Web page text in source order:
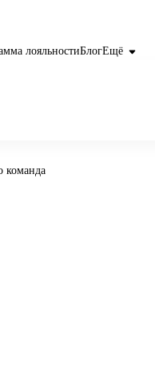
лояльностиБлогЕщё
команда